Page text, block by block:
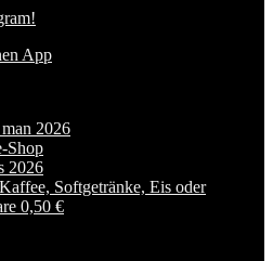
App
2026
Shop
2026
Softgetränke, Eis oder
0,50 €